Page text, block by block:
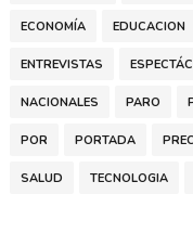
ECONOMÍA EDUCACION
ENTREVISTAS
NACIONALES PARO
POR PORTADA
SALUD TECNOLOGIA